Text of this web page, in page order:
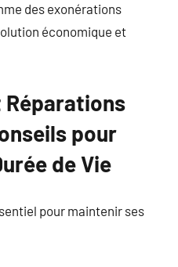
des exonérations
économique et
pour
de Vie
pour maintenir ses